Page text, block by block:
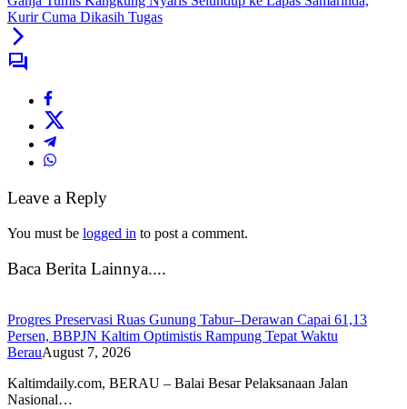
Kurir Cuma Dikasih Tugas
Leave a Reply
You must be logged in to post a comment.
Baca Berita Lainnya....
Progres Preservasi Ruas Gunung Tabur–Derawan Capai 61,13
Persen, BBPJN Kaltim Optimistis Rampung Tepat Waktu
BerauAugust 7, 2026
Kaltimdaily.com, BERAU – Balai Besar Pelaksanaan Jalan
Nasional…